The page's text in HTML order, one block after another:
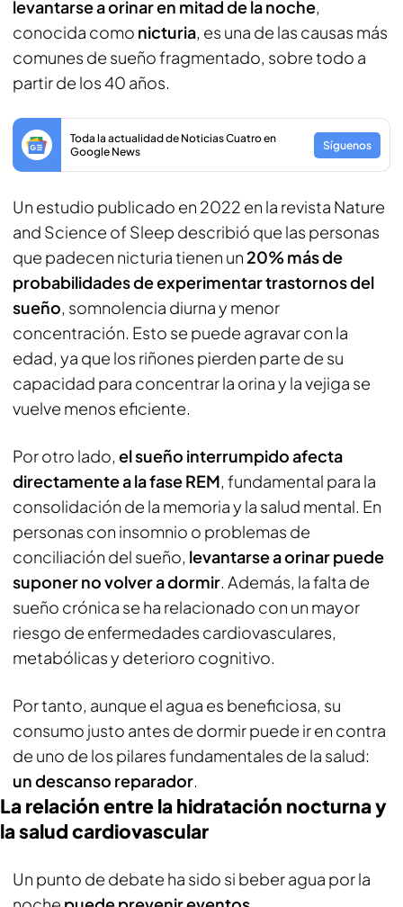
levantarse a orinar en mitad de la noche,
conocida como nicturia, es una de las causas más
comunes de sueño fragmentado, sobre todo a
partir de los 40 años.
Toda la actualidad de Noticias Cuatro en
Google News
Síguenos
Un estudio publicado en 2022 en la revista Nature
and Science of Sleep describió que las personas
que padecen nicturia tienen un 20% más de
probabilidades de experimentar trastornos del
sueño, somnolencia diurna y menor
concentración. Esto se puede agravar con la
edad, ya que los riñones pierden parte de su
capacidad para concentrar la orina y la vejiga se
vuelve menos eficiente.
Por otro lado, el sueño interrumpido afecta
directamente a la fase REM, fundamental para la
consolidación de la memoria y la salud mental. En
personas con insomnio o problemas de
conciliación del sueño, levantarse a orinar puede
suponer no volver a dormir. Además, la falta de
sueño crónica se ha relacionado con un mayor
riesgo de enfermedades cardiovasculares,
metabólicas y deterioro cognitivo.
Por tanto, aunque el agua es beneficiosa, su
consumo justo antes de dormir puede ir en contra
de uno de los pilares fundamentales de la salud:
un descanso reparador.
La relación entre la hidratación nocturna y
la salud cardiovascular
Un punto de debate ha sido si beber agua por la